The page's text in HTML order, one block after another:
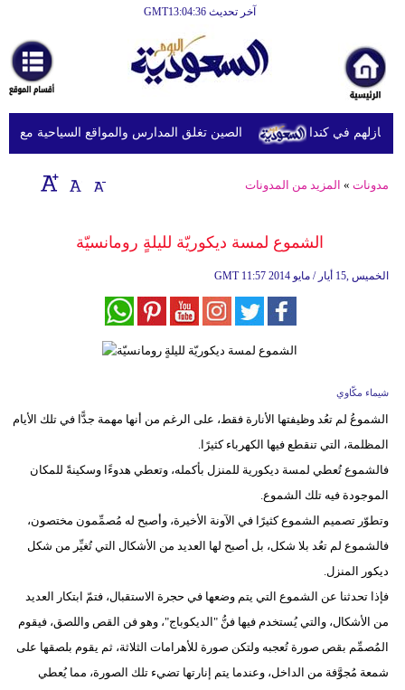
آخر تحديث GMT13:04:36
الصين تغلق المدارس والمواقع السياحية مع
مدونات » المزيد من المدونات
الشموع لمسة ديكوريّة لليلةٍ رومانسيّة
GMT 11:57 2014 الخميس ,15 أيار / مايو
شيماء مكّاوي
الشموعُ لم تعُد وظيفتها الأنارة فقط، على الرغم من أنها مهمة جدًّا في تلك الأيام
المظلمة، التي تنقطع فيها الكهرباء كثيرًا.
فالشموع تُعطي لمسة ديكورية للمنزل بأكمله، وتعطي هدوءًا وسكينةً للمكان
الموجودة فيه تلك الشموع.
وتطوّر تصميم الشموع كثيرًا في الآونة الأخيرة، وأصبح له مُصمِّمون مختصون،
فالشموع لم تعُد بلا شكل، بل أصبح لها العديد من الأشكال التي تُغيِّر من شكل
ديكور المنزل.
فإذا تحدثنا عن الشموع التي يتم وضعها في حجرة الاستقبال، فتمّ ابتكار العديد
من الأشكال، والتي يُستخدم فيها فنُّ "الديكوباج"، وهو فن القص واللصق، فيقوم
المُصمِّم بقص صورة تُعجبه ولتكن صورة للأهرامات الثلاثة، ثم يقوم بلصقها على
شمعة مُجوَّفة من الداخل، وعندما يتم إنارتها تضيء تلك الصورة، مما يُعطي